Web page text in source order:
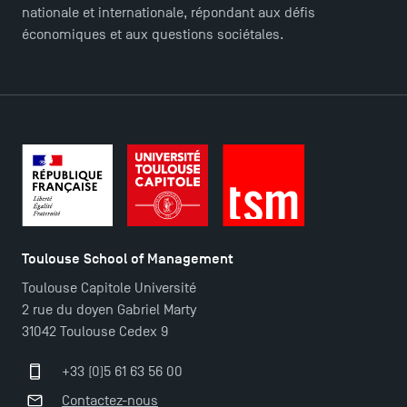
Contact
Plans et accès à TSM
nationale et internationale, répondant aux défis
économiques et aux questions sociétales.
Toulouse School of Management
Toulouse Capitole Université
2 rue du doyen Gabriel Marty
31042 Toulouse Cedex 9
+33 (0)5 61 63 56 00
Contactez-nous